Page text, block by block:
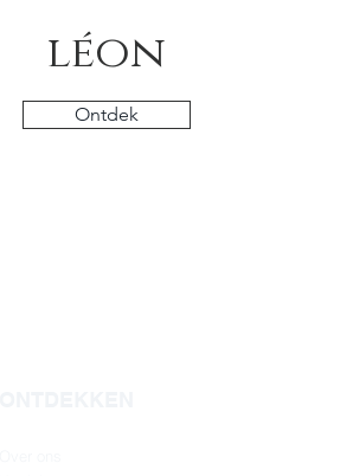
léon
Ontdek